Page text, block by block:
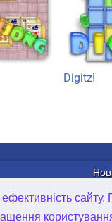
сайту.
Digitz!